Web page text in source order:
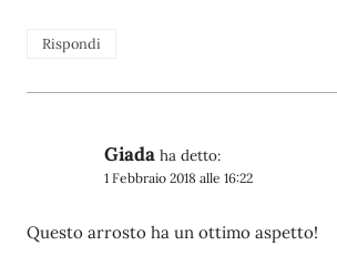
Rispondi
Giada ha detto:
1 Febbraio 2018 alle 16:22
Questo arrosto ha un ottimo aspetto!